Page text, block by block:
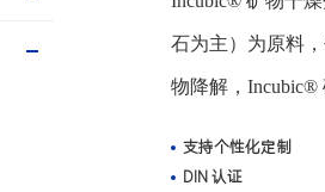
石为主）为原料
物降解，Incubic®
支持个性化定制
DIN 认证